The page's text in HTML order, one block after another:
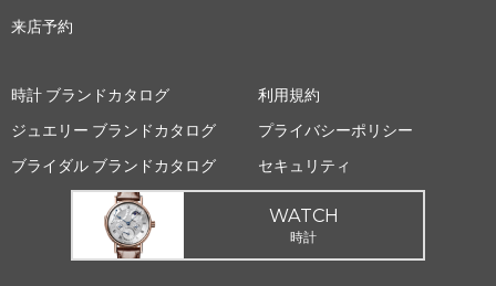
来店予約
時計 ブランドカタログ
ジュエリー ブランドカタログ
ブライダル ブランドカタログ
利用規約
プライバシーポリシー
セキュリティ
WATCH
時計